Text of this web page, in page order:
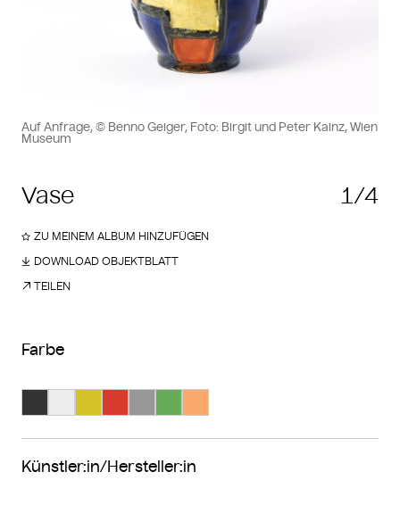
Vase 1/4
Auf Anfrage, © Benno Geiger, Foto: Birgit und Peter Kainz, Wien
Museum
ZU MEINEM ALBUM HINZUFÜGEN
DOWNLOAD OBJEKTBLATT
TEILEN
Farbe
Künstler:in/Hersteller:in